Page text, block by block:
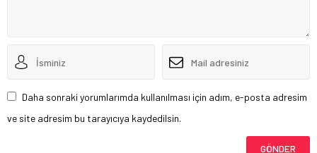
Daha sonraki yorumlarımda kullanılması için adım, e-posta adresim
ve site adresim bu tarayıcıya kaydedilsin.